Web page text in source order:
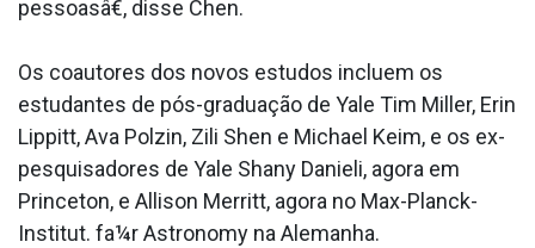
pessoasâ€, disse Chen.
Os coautores dos novos estudos incluem os
estudantes de pós-graduação de Yale Tim Miller, Erin
Lippitt, Ava Polzin, Zili Shen e Michael Keim, e os ex-
pesquisadores de Yale Shany Danieli, agora em
Princeton, e Allison Merritt, agora no Max-Planck-
Institut. fa¼r Astronomy na Alemanha.